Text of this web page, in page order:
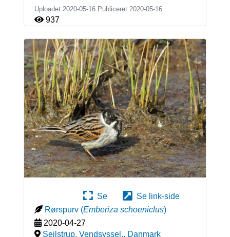
Uploadet 2020-05-16 Publiceret 2020-05-16
937
Se
Se link-side
Rørspurv (Emberiza schoeniclus)
2020-04-27
Sejlstrup, Vendsyssel., Danmark